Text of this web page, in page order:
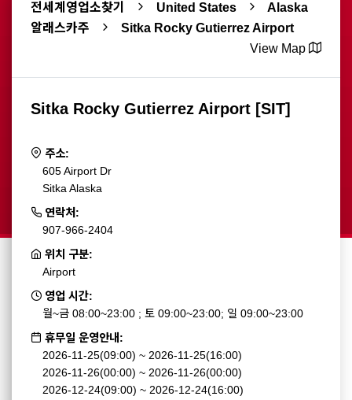
전세계영업소찾기 United States
Alaska
알래스카주
Sitka Rocky Gutierrez Airport
View Map
Sitka Rocky Gutierrez Airport [SIT]
주소:
605 Airport Dr
Sitka Alaska
연락처:
907-966-2404
위치 구분:
Airport
영업 시간:
월~금 08:00~23:00 ; 토 09:00~23:00; 일 09:00~23:00
휴무일 운영안내:
2026-11-25(09:00) ~ 2026-11-25(16:00)
2026-11-26(00:00) ~ 2026-11-26(00:00)
2026-12-24(09:00) ~ 2026-12-24(16:00)